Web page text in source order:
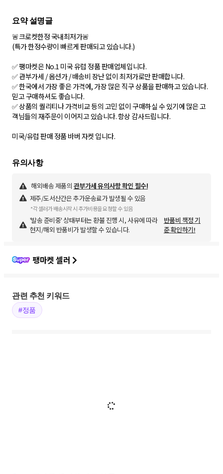
요약 설명글
🚨크로켓한정 국내최저가🚨
(특가 한정수량이 빠르게 판매되고 있습니다.)
✅ 팽마켓은 No.1 미국 유럽 정품 판매업체입니다.
✅ 관부가세 / 옵션가 / 배송비 장난 없이 최저가로만 판매합니다.
✅ 한국에서 가장 좋은 가격에, 가장 많은 직구 상품을 판매하고 있습니다.
믿고 구매하셔도 좋습니다.
✅ 상품의 퀄리티나 가격비교 등의 고민 없이 구매하실 수 있기에 많은 고
객님들의 재주문이 이어지고 있습니다. 항상 감사드립니다.
미국/유럽 판매 정품 바버 자켓 입니다.
유의사항
해외배송 제품의 관부가세 유의사항 확인 필수!
제주/도서산간은 추가운송료가 발생될 수 있음
*각 셀러가 배송시작 시 추가비용을 요청할 수 있음
'발송 준비중' 상태부터는 환불 진행 시, 사유에 따라
현지/해외 반품비가 발생할 수 있습니다.
반품비 책정 기
준 확인하기!
팽마켓 셀러
관련 추천 키워드
#정품